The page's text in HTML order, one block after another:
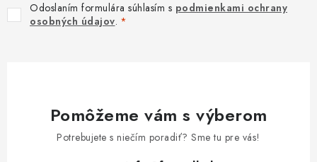
Odoslaním formulára súhlasím s podmienkami ochrany
osobných údajov.
Pomôžeme vám s výberom
Potrebujete s niečím poradiť? Sme tu pre vás!